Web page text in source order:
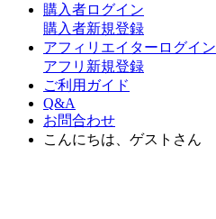
購入者ログイン
購入者新規登録
アフィリエイターログイン
アフリ新規登録
ご利用ガイド
Q&A
お問合わせ
こんにちは、ゲストさん